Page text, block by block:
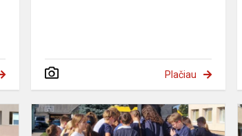
Plačiau
Mokyklos
gimtadienis